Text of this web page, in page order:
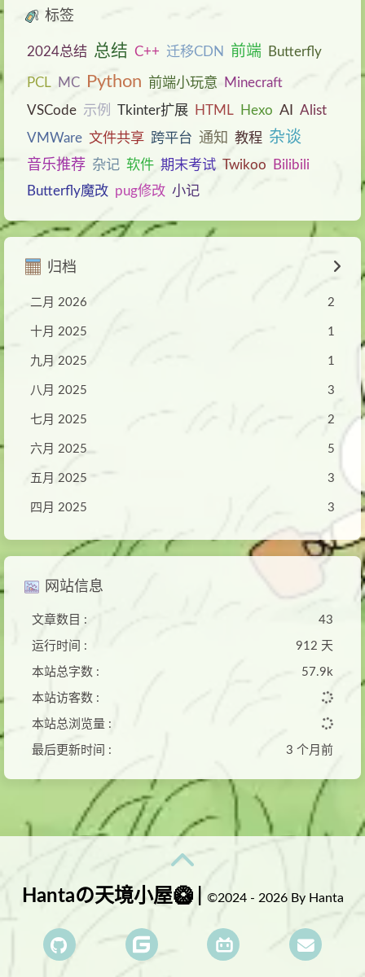
标签
2024总结 总结 C++ 迁移CDN 前端 Butterfly
PCL MC Python 前端小玩意
Minecraft
VSCode 示例 Tkinter扩展 HTML Hexo AI
Alist
VMWare 文件共享 跨平台 通知 教程 杂谈
音乐推荐 杂记 软件 期末考试 Twikoo
Bilibili
Butterfly魔改 pug修改 小记
归档
二月 2026 2
十月 2025 1
九月 2025 1
八月 2025 3
七月 2025 2
六月 2025 5
五月 2025 3
四月 2025 3
网站信息
文章数目 : 43
运行时间 : 912 天
本站总字数 : 57.9k
本站访客数 :
本站总浏览量 :
最后更新时间 : 3 个月前
Hantaの天境小屋🥝 | ©2024 - 2026 By Hanta